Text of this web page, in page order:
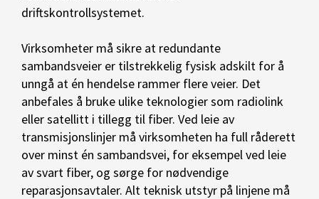
driftskontrollsystemet.
Virksomheter må sikre at redundante
sambandsveier er tilstrekkelig fysisk adskilt for å
unngå at én hendelse rammer flere veier. Det
anbefales å bruke ulike teknologier som radiolink
eller satellitt i tillegg til fiber. Ved leie av
transmisjonslinjer må virksomheten ha full råderett
over minst én sambandsvei, for eksempel ved leie
av svart fiber, og sørge for nødvendige
reparasjonsavtaler. Alt teknisk utstyr på linjene må